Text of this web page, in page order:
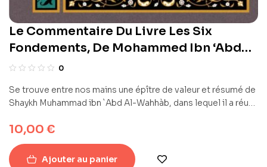
Le Commentaire Du Livre Les Six
Fondements, De Mohammed Ibn ‘Abd
Al-Wahab
0
Se trouve entre nos mains une épître de valeur et résumé de
Shaykh Muhammad ibn `Abd Al-Wahhàb, dans lequel il a réuni
dans le Livre d’Allah, et dont les preuves évidentes ont été
mentionnées, ainsi que leurs témoins argumentatifs clairs,
dans le Livre d’Allah, et la Sunna de Son Messager de
10,00 €
Ajouter au panier